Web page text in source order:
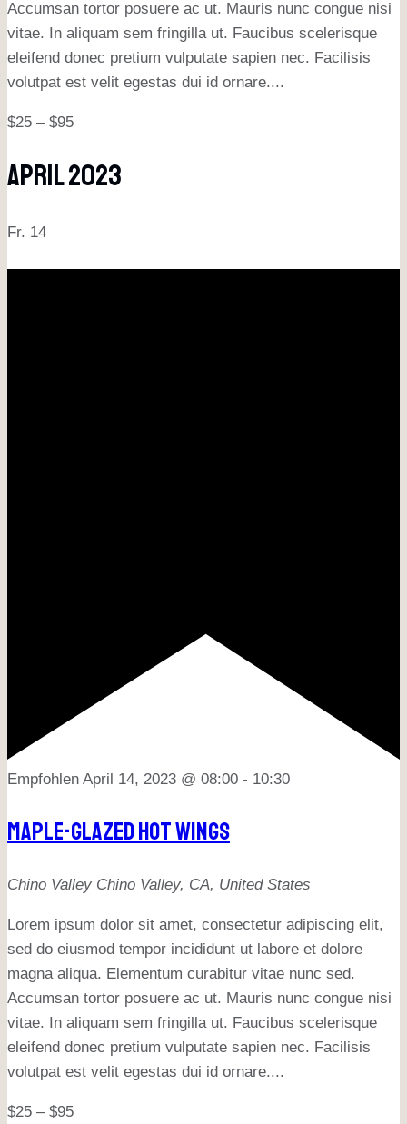
Accumsan tortor posuere ac ut. Mauris nunc congue nisi
vitae. In aliquam sem fringilla ut. Faucibus scelerisque
eleifend donec pretium vulputate sapien nec. Facilisis
volutpat est velit egestas dui id ornare....
$25 – $95
April 2023
Fr. 14
Empfohlen April 14, 2023 @ 08:00 - 10:30
Maple-Glazed Hot Wings
Chino Valley Chino Valley, CA, United States
Lorem ipsum dolor sit amet, consectetur adipiscing elit,
sed do eiusmod tempor incididunt ut labore et dolore
magna aliqua. Elementum curabitur vitae nunc sed.
Accumsan tortor posuere ac ut. Mauris nunc congue nisi
vitae. In aliquam sem fringilla ut. Faucibus scelerisque
eleifend donec pretium vulputate sapien nec. Facilisis
volutpat est velit egestas dui id ornare....
$25 – $95